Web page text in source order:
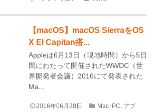
【macOS】macOS SierraをOS
X El Capitan搭...
Appleは6月13日（現地時間）から5日
間にわたって開催されたWWDC（世
界開発者会議）2016にて発表された
Ma...
2016年06月28日 Mac･PC, アプ